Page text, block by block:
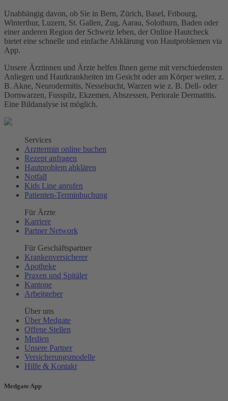
Unabhängig davon, ob Sie in Bern, Zürich, Basel, Fribourg,
Winterthur, Luzern, St. Gallen, Zug, Aarau, Solothurn, Baden oder
einer anderen Region der Schweiz leben, der Online Hautcheck
bietet eine schnelle und einfache Abklärung von Hautproblemen via
App.
Unsere Ärztinnen und Ärzte helfen Ihnen gerne mit verschiedensten
Anliegen und Hautkrankheiten im Gesicht oder am Körper weiter, z.
B. Akne, Neurodermitis, Nesselsucht, Warzen wie z. B. Dell- oder
Dornwarzen, Fusspilz, Ekzemen, Abszessen, Periorale Dermatitis.
Eine Bildanalyse ist möglich.
Services
Arzttermin online buchen
Rezept anfragen
Hautproblem abklären
Notfall
Kids Line anrufen
Patienten-Terminbuchung
Für Ärzte
Karriere
Partner Network
Für Geschäftspartner
Krankenversicherer
Apotheke
Praxen und Spitäler
Kantone
Arbeitgeber
Über uns
Über Medgate
Offene Stellen
Medien
Unsere Partner
Versicherungsmodelle
Hilfe & Kontakt
Medgate App